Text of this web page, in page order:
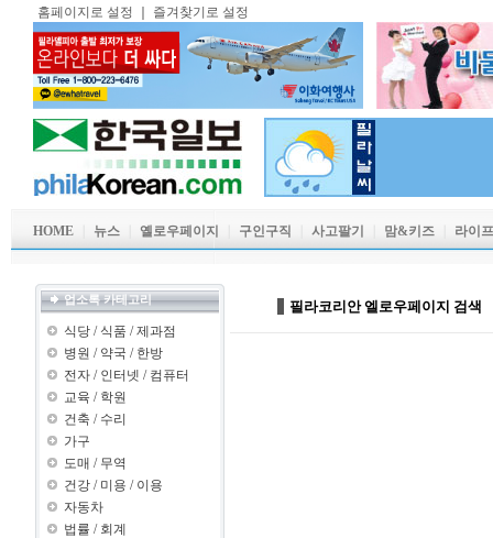
홈페이지로 설정 즐겨찾기로 설정
HOME 뉴스 옐로우페이지 구인구직 사고팔기 맘&키즈 라이
업소록 카테고리
식당 / 식품 /제과점
병원 / 약국 / 한방
전자 / 인터넷 / 컴퓨터
교육 / 학원
건축 / 수리
가구
도매 / 무역
건강 / 미용 / 이용
자동차
법률 / 회계
필라코리안 엘로우페이지 검색